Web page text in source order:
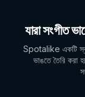
যারা সংগীত
Spotalike একটি
ভাঙতে তৈরি করা